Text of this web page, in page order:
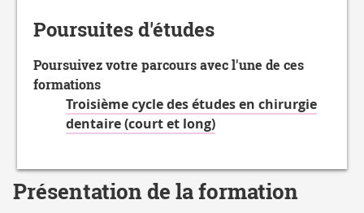
Poursuites d'études
Poursuivez votre parcours avec l'une de ces
formations
Troisième cycle des études en chirurgie
dentaire (court et long)
Présentation de la formation